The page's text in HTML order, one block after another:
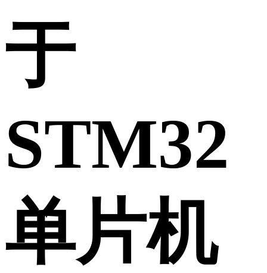
于
STM32
单片机